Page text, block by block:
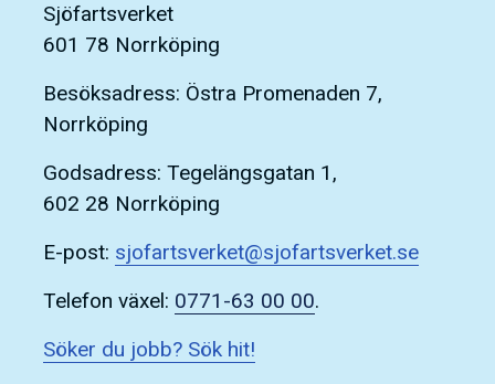
Sjöfartsverket
601 78 Norrköping
Besöksadress: Östra Promenaden 7,
Norrköping
Godsadress: Tegelängsgatan 1,
602 28 Norrköping
E-post: sjofartsverket@sjofartsverket.se
Telefon växel: 0771-63 00 00.
Söker du jobb? Sök hit!